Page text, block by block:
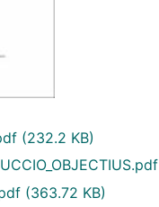
(232.2 KB)
(363.72 KB)